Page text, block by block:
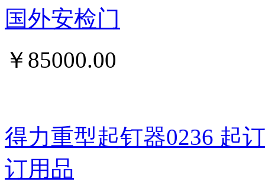
国外安检门
￥ 85000.00
得力重型起钉器0236 起
订用品